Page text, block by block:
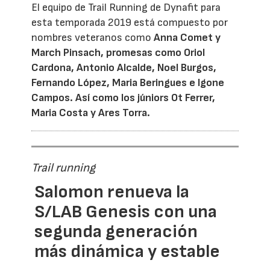
El equipo de Trail Running de Dynafit para
esta temporada 2019 está compuesto por
nombres veteranos como Anna Comet y
March Pinsach, promesas como Oriol
Cardona, Antonio Alcalde, Noel Burgos,
Fernando López, Maria Beringues e Igone
Campos. Así como los júniors Ot Ferrer,
Maria Costa y Ares Torra.
Trail running
Salomon renueva la
S/LAB Genesis con una
segunda generación
más dinámica y estable